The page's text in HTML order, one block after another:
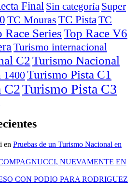
Final Sin categoría Super
TC Mouras TC PistaTC
Race Series
Turismo internacional
C2Turismo Nacional
1400Turismo Pista C1
C2Turismo Pista C3
en Pruebas de un Turismo Nacional en
NUEVAMENTE EN
CON PODIO PARA RODRIGUEZ